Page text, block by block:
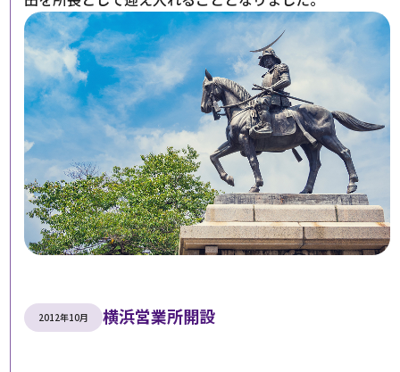
2012年10月 横浜営業所開設